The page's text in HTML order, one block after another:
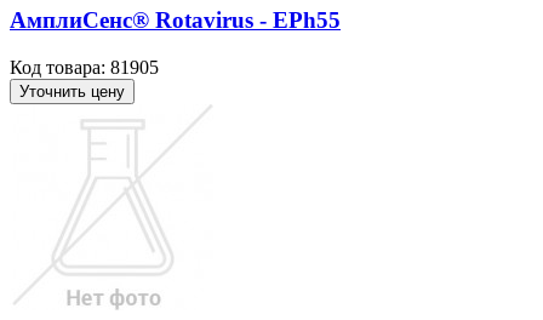
АмплиСенс® Rotavirus - EPh55
Код товара: 81905
Уточнить цену